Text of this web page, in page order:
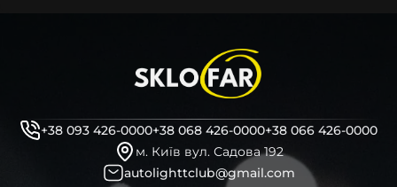
+38 093 426-0000+38 068 426-0000+38 066 426-0000
м. Київ вул. Садова 192
autolighttclub@gmail.com